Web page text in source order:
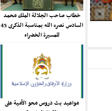
خطاب صاحب الجلالة الملك محمد
السادس نصره الله بمناسبة الذكرى 45
للمسيرة الخضراء
مواعيد بث دروس محو الأمية على